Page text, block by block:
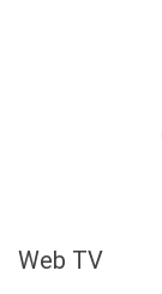
Web TV